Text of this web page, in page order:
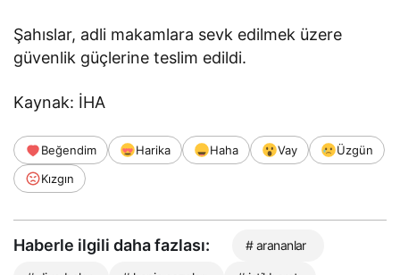
Şahıslar, adli makamlara sevk edilmek üzere
güvenlik güçlerine teslim edildi.
Kaynak: İHA
Beğendim Harika Haha Vay
Üzgün
Kızgın
Haberle ilgili daha fazlası: # arananlar